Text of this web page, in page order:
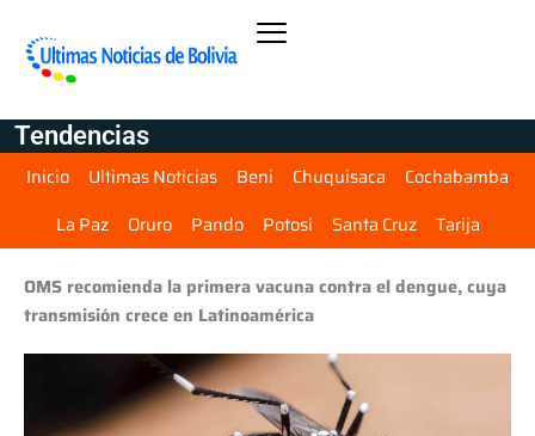
Tendencias
Inicio Ultimas Noticias Beni Chuquisaca
Cochabamba
La Paz
Oruro Pando Potosí Santa Cruz Tarija
OMS recomienda la primera vacuna contra el dengue, cuya
transmisión crece en Latinoamérica